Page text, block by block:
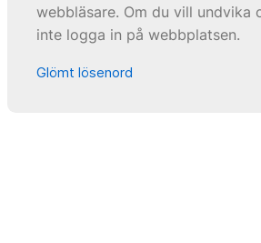
webbläsare. Om du vill undvika
inte logga in på webbplatsen.
Glömt lösenord